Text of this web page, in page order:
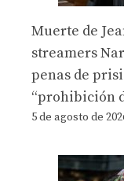
Muerte de
streamers
penas de
“prohibición
5 de agosto de